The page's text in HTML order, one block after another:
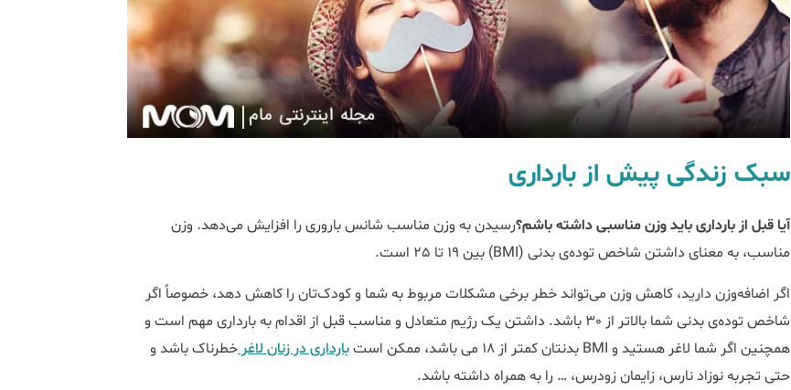
سبک زندگی پیش از بارداری
آیا قبل از بارداری باید وزن مناسبی داشته باشم؟رسیدن به وزن مناسب شانس باروری را افزایش می‌دهد. وزن
مناسب، به معنای داشتن شاخص توده‌ی بدنی (BMI) بین 19 تا 25 است.
اگر اضافه‌وزن دارید، کاهش وزن می‌تواند خطر برخی مشکلات مربوط به شما و کودک‌تان را کاهش دهد، خصوصاً اگر
شاخص توده‌ی بدنی شما بالاتر از 30 باشد. داشتن یک رژیم متعادل و مناسب قبل از اقدام به بارداری مهم است و
همچنین اگر شما لاغر هستید و BMI بدنتان کمتر از 18 می باشد، ممکن است
بارداری در زنان لاغرخطرناک باشد و
حتی تجربه نوزاد نارس، زایمان زودرس، … را به همراه داشته باشد.